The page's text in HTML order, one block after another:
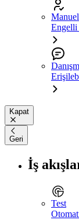
Engelli
Kapat
Geri
İş
Test